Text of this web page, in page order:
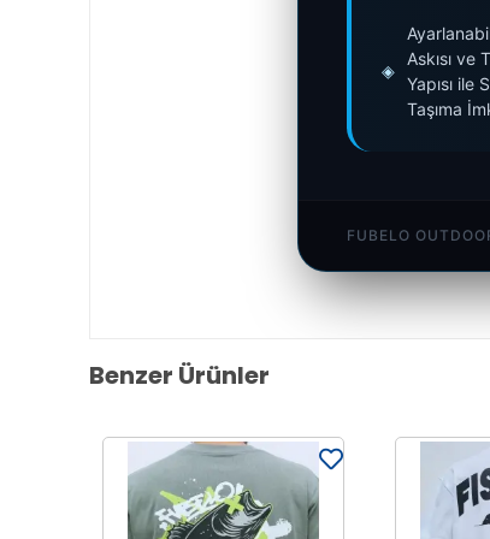
◈
Askısı ve
Yapısı ile
Taşıma
FUBELO
Benzer Ürünler